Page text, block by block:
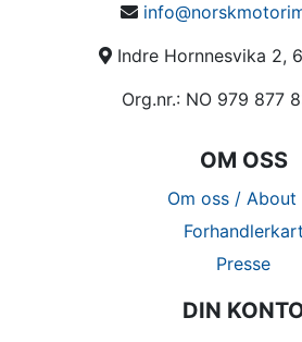
Indre Hornnesvika 2,
Org.nr.: NO 979 877
OM OSS
Om oss / About
Forhandlerkart
Presse
DIN